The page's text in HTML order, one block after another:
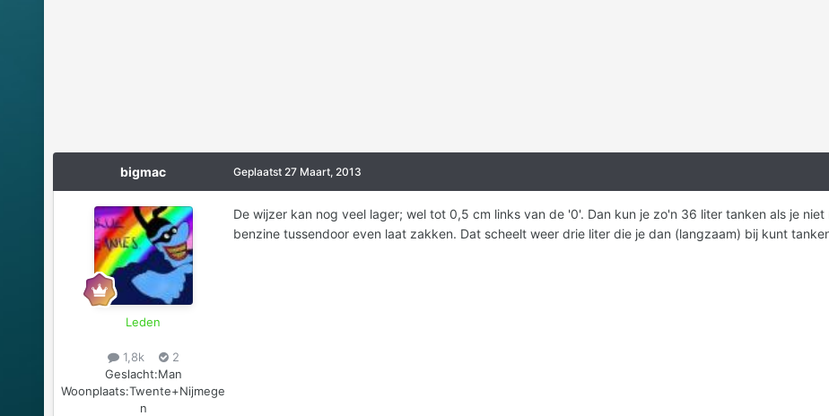
bigmac
Leden
1,8k
2
Geslacht:Man
Woonplaats:Twente+Nijmege
n
Geplaatst 27 Maart, 2013
De wijzer kan nog veel lager; wel tot 0,5 cm links van de '0'. Dan kun je zo'n 36 liter tanken als je
benzine tussendoor even laat zakken. Dat scheelt weer drie liter die je dan (langzaam) bij kunt